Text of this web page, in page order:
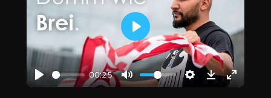
00:25
Play